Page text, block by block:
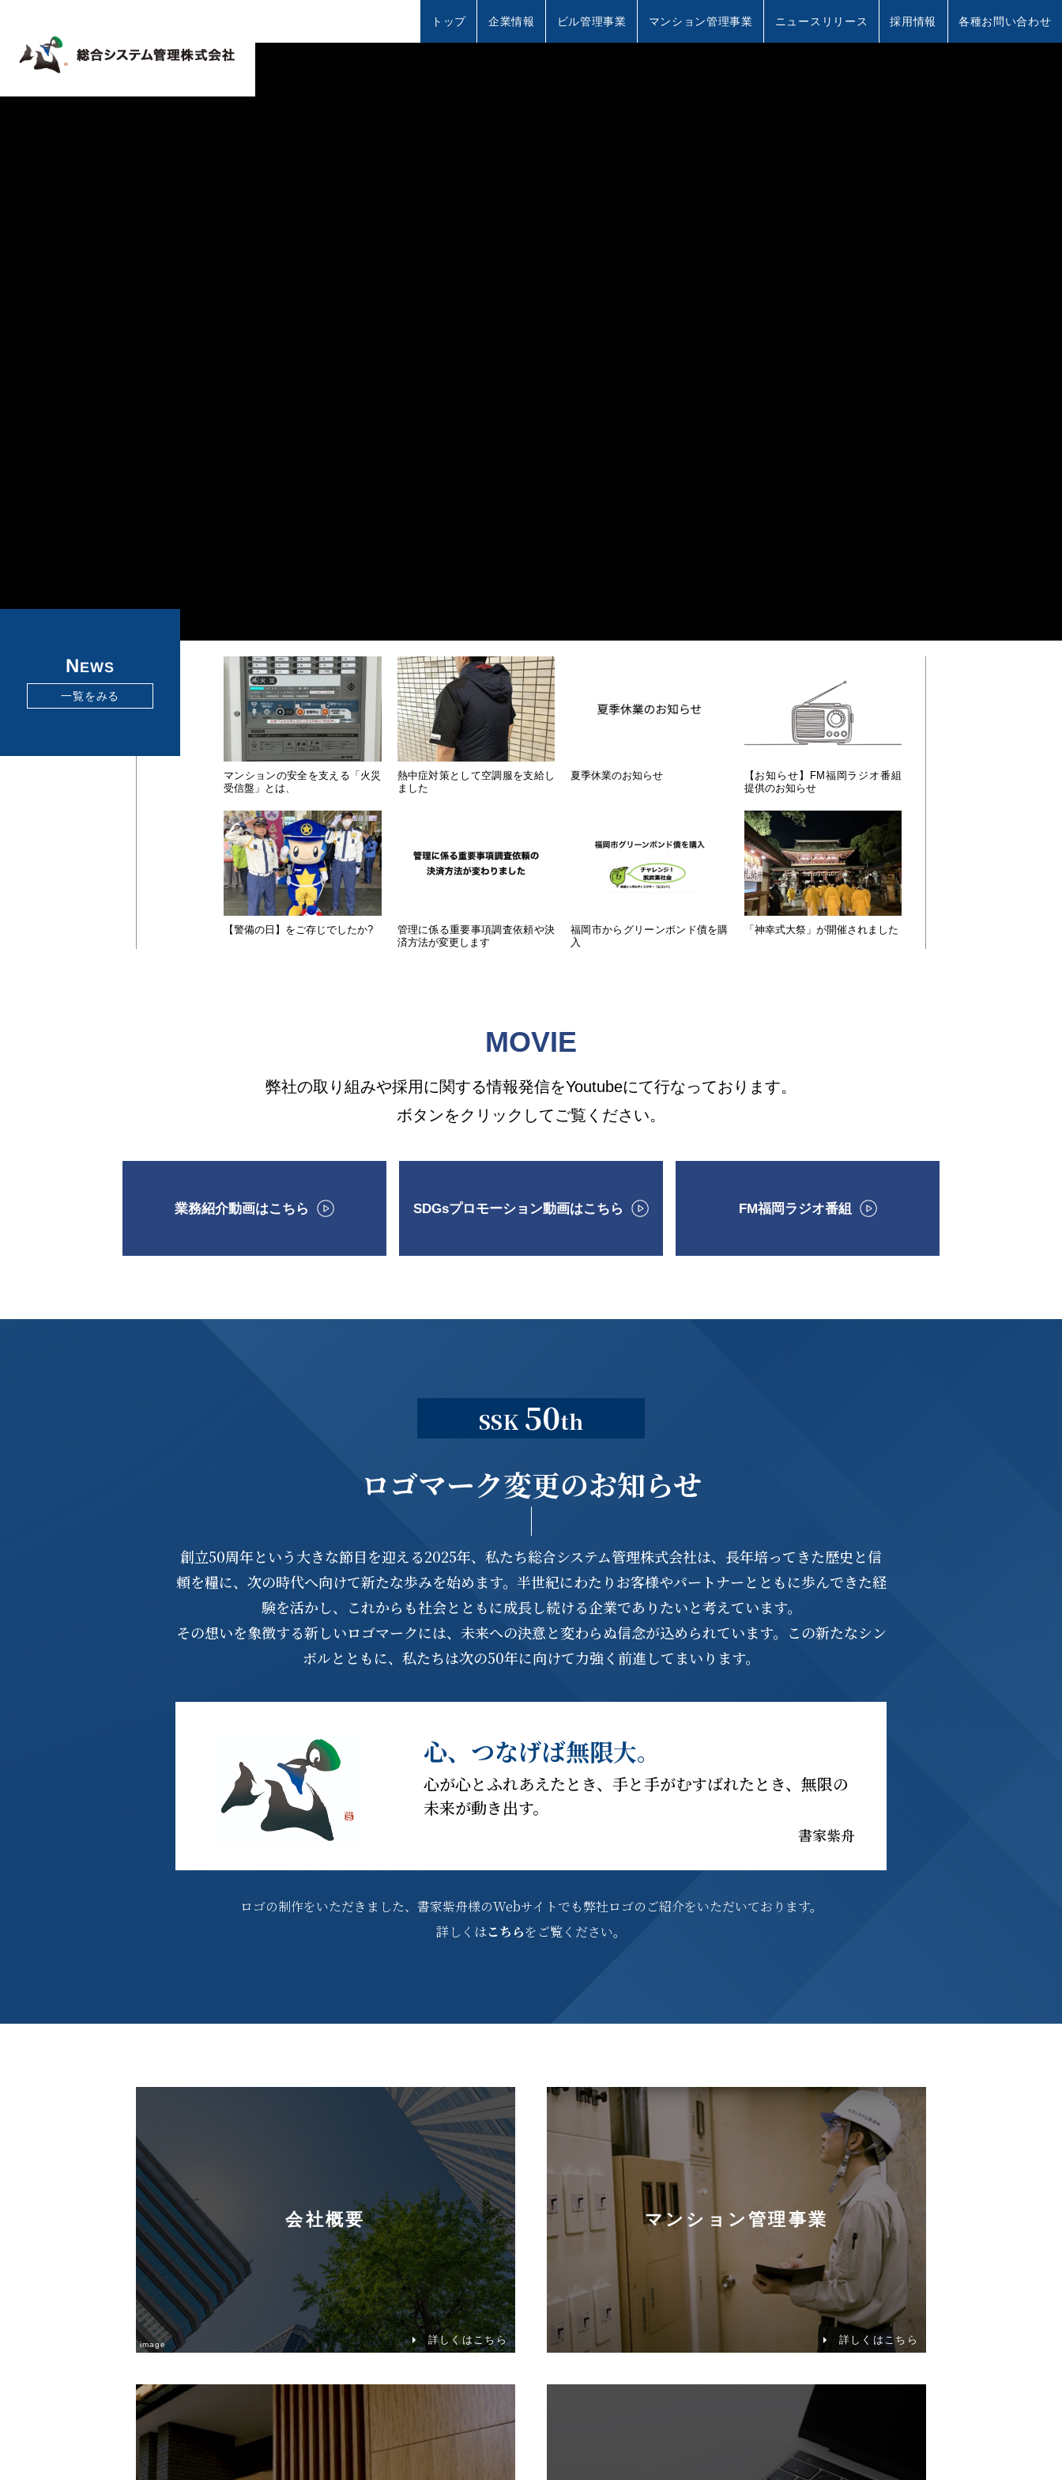
トップ 企業情報 ビル管理事業 マンション管理事業 ニュースリリース 採用情報 各種お問い合わせ
NEWS
一覧をみる
マンションの安全を支える「火災
受信盤」とは、
熱中症対策として空調服を支給し
ました
夏季休業のお知らせ
【お知らせ】FM福岡ラジオ番組
提供のお知らせ
【警備の日】をご存じでしたか?
管理に係る重要事項調査依頼や決
済方法が変更します
福岡市からグリーンボンド債を購
入
「神幸式大祭」が開催されました
MOVIE
弊社の取り組みや採用に関する情報発信をYoutubeにて行なっております。
ボタンをクリックしてご覧ください。
業務紹介動画はこちら SDGsプロモーション動画はこちら FM福岡ラジオ番組
SSK 50th
ロゴマーク変更のお知らせ
創立50周年という大きな節目を迎える2025年、私たち総合システム管理株式会社は、長年培ってきた歴史と信
頼を糧に、次の時代へ向けて新たな歩みを始めます。半世紀にわたりお客様やパートナーとともに歩んできた経
験を活かし、これからも社会とともに成長し続ける企業でありたいと考えています。
その想いを象徴する新しいロゴマークには、未来への決意と変わらぬ信念が込められています。この新たなシン
ボルとともに、私たちは次の50年に向けて力強く前進してまいります。
心、つなげば無限大。
心が心とふれあえたとき、手と手がむすばれたとき、無限の
未来が動き出す。
書家紫舟
ロゴの制作をいただきました、 書家紫舟様のWebサイトでも弊社ロゴのご紹介をいただいております。
詳しくはこちらをご覧ください。
会社概要
詳しくはこちら
image
マンション管理事業
詳しくはこちら